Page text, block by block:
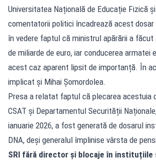
Universitatea Națională de Educație Fizică
comentatorii politici încadrează acest dosar
în vedere faptul că ministrul apărării a făcut
de miliarde de euro, iar conducerea armatei
acest caz aparent lipsit de importanță. În
implicat și Mihai Șomordolea.
Presa a relatat faptul că plecarea acestuia
CSAT și Departamentul Securității
ianuarie 2026, a fost generată de dosarul
DNA, deși generalul împlinise vârsta de
SRI fără director și blocaje în